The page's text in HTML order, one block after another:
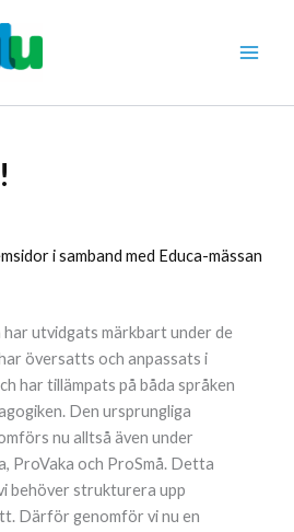
i samband med Educa-mässan
utvidgats märkbart under de
översatts och anpassats i
har tillämpats på båda språken
Den ursprungliga
nu alltså även under
ProVaka och ProSmå. Detta
behöver strukturera upp
Därför genomför vi nu en